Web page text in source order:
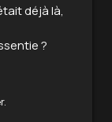
déjà là,
?